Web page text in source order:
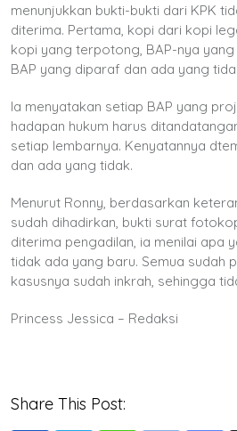
menunjukkan bukti-bukti dari KPK
diterima. Pertama, kopi dari kopi
kopi yang terpotong, BAP-nya
BAP yang diparaf dan ada yang
Ia menyatakan setiap BAP yang
hadapan hukum harus
setiap lembarnya. Kenyatannya
dan ada yang tidak.
Menurut Ronny, berdasarkan
sudah dihadirkan, bukti surat
diterima pengadilan, ia menilai apa
tidak ada yang baru. Semua sudah
kasusnya sudah inkrah, sehingga
Princess Jessica – Redaksi
Share This Post: